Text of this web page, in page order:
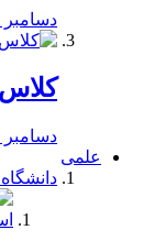
دسامبر 19, 2019
کلاس
دسامبر 19, 2019
علمی